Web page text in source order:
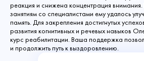
реакция и снижена концентрация
занятиям со специалистами ему удалось
память. Для закрепления достигнутых
развития когнитивных и речевых навыков
курс реабилитации. Ваша поддержка
и продолжить путь к выздоровлению.